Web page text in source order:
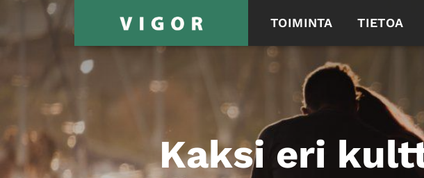
TOIMINTA TIETOA
Kaksi eri